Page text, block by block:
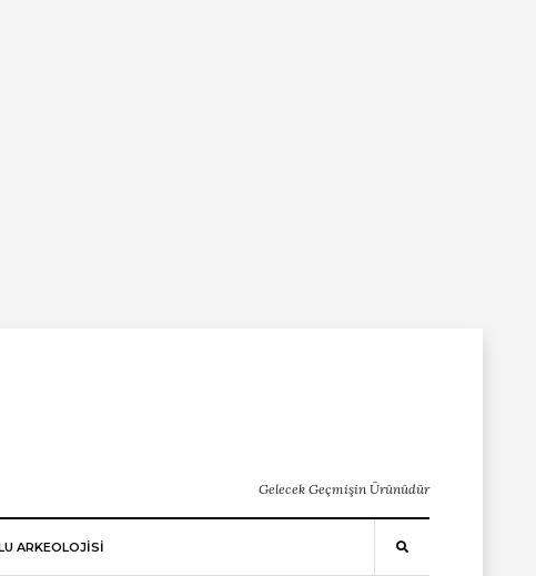
Gelecek Geçmişin Ürünüdür
ARKEOLOJİSİ